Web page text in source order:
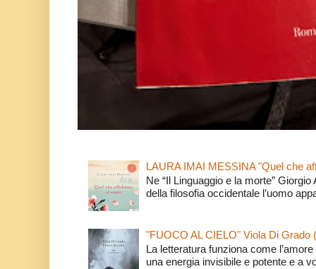
LAURA IMAI MESSINA "Quel che
Ne “Il Linguaggio e la morte”
della filosofia occidentale l’uomo
"FUOCO AL CIELO" Viola Di Grado
La letteratura funziona come
una energia invisibile e potente e a